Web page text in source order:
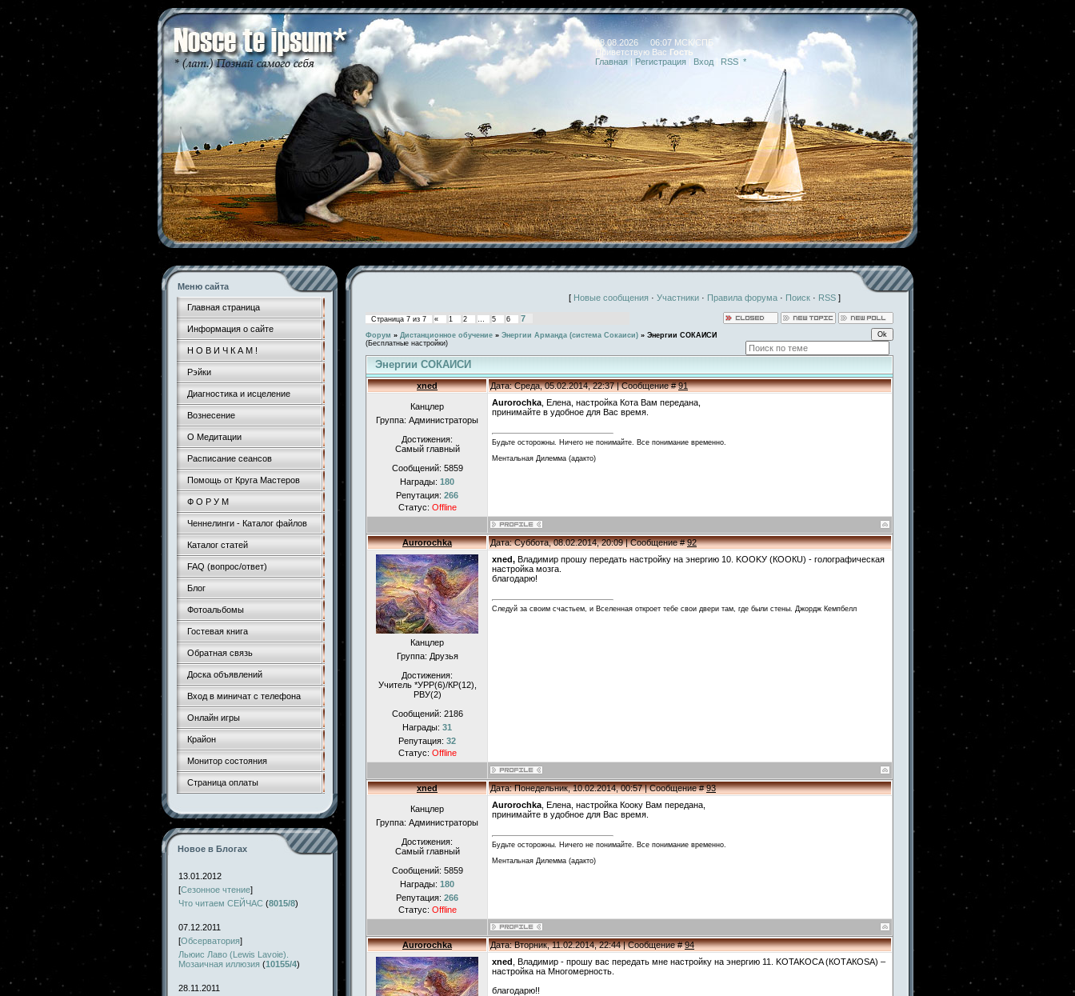
08.08.2026 06:07 МСК/СПБ
Приветствую Вас Гость
Главная | Регистрация | Вход RSS *
Меню сайта
Главная страница
Информация о сайте
Н О В И Ч К А М !
Рэйки
Диагностика и исцеление
Вознесение
О Медитации
Расписание сеансов
Помощь от Круга Мастеров
Ф О Р У М
Ченнелинги - Каталог файлов
Каталог статей
FAQ (вопрос/ответ)
Блог
Фотоальбомы
Гостевая книга
Обратная связь
Доска объявлений
Вход в миничат с телефона
Онлайн игры
Крайон
Монитор состояния
Страница оплаты
Новое в Блогах
13.01.2012
[Сезонное чтение]
Что читаем СЕЙЧАС (8015/8)
07.12.2011
[Обсерватория]
Льюис Лаво (Lewis Lavoie).
Мозаичная иллюзия (10155/4)
28.11.2011
[ Новые сообщения · Участники · Правила форума · Поиск · RSS ]
Страница 7 из 7 « 1 2 … 5 6 7
Форум » Дистанционное обучение » Энергии Арманда (система Сокаиси) » Энергии СОКАИСИ
(Бесплатные настройки)
Энергии СОКАИСИ
xned Дата: Среда, 05.02.2014, 22:37 | Сообщение #91
Канцлер
Группа: Администраторы
Достижения:
Самый главный
Сообщений: 5859
Награды: 180
Репутация: 266
Статус: Offline
Aurorochka , Елена, настройка Кота Вам передана,
принимайте в удобное для Вас время.
Будьте осторожны. Ничего не понимайте. Все понимание временно.
Ментальная Дилемма (адакто)
Aurorochka Дата: Суббота, 08.02.2014, 20:09 | Сообщение #92
Канцлер
Группа: Друзья
Достижения:
Учитель *УРР(6)/КР(12),
РВУ(2)
Сообщений: 2186
Награды: 31
Репутация: 32
Статус: Offline
xned, Владимир прошу передать настройку на энергию 10. KOOKУ (КООКU) - голографическая
настройка мозга.
благодарю!
Следуй за своим счастьем, и Вселенная откроет тебе свои двери там, где были стены. Джордж Кемпбелл
xned Дата: Понедельник, 10.02.2014, 00:57 | Сообщение #93
Канцлер
Группа: Администраторы
Достижения:
Самый главный
Сообщений: 5859
Награды: 180
Репутация: 266
Статус: Offline
Aurorochka , Елена, настройка Кoоку Вам передана,
принимайте в удобное для Вас время.
Будьте осторожны. Ничего не понимайте. Все понимание временно.
Ментальная Дилемма (адакто)
Aurorochka Дата: Вторник, 11.02.2014, 22:44 | Сообщение #94
xned , Владимир - прошу вас передать мне настройку на энергию 11. KOTAKOCA (КОТАКОSА) –
настройка на Многомерность.
благодарю!!